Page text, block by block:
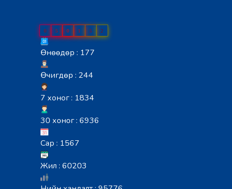
0 5 0 1 5 2
Өнөөдөр : 177
Өчигдөр : 244
7 хоног : 1834
30 хоног : 6936
Сар : 1567
Жил : 60203